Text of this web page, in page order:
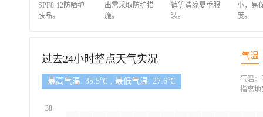
SPF8-12防晒护
肤品。
出需采取防护措
施。
裤等清凉夏季服
装。
小，易
度。
过去24小时整点天气实况 气温
最高气温: 35.5℃ , 最低气温: 27.6℃
38
气温：
指离地